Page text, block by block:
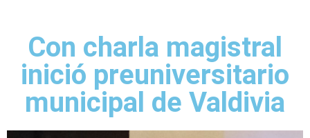
Con charla magistral
inició preuniversitario
municipal de Valdivia